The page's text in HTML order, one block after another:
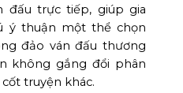
đấu trực tiếp, giúp gia
ý thuận một thể chọn
đảo ván đấu thương
không gắng đổi phân
truyện khác.